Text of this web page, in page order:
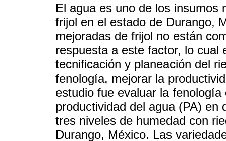
El agua es uno de los insumos
frijol en el estado de Durango,
mejoradas de frijol no están
respuesta a este factor, lo cual
tecnificación y planeación del
fenología, mejorar la
estudio fue evaluar la
productividad del agua (PA) en
tres niveles de humedad con
Durango, México. Las